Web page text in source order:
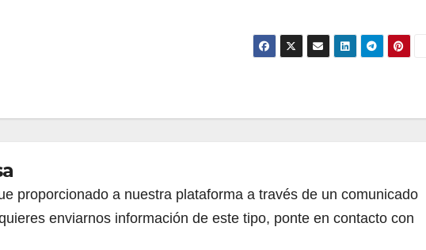
proporcionado a nuestra plataforma a través de un comunicado
enviarnos información de este tipo, ponte en contacto con